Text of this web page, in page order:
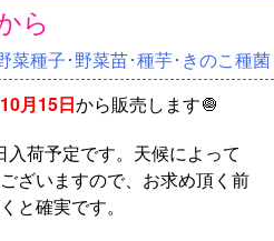
ら
菜種子･野菜苗･種芋･きのこ種菌
10月15日から販売します🧅
荷予定です。天候によって
ざいますので、お求め頂く前
と確実です。